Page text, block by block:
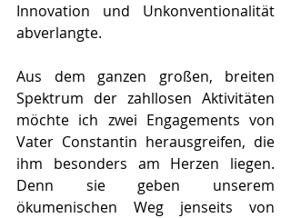
Innovation und Unkonventionalität
abverlangte.
Aus dem ganzen großen, breiten
Spektrum der zahllosen Aktivitäten
möchte ich zwei Engagements von
Vater Constantin herausgreifen, die
ihm besonders am Herzen liegen.
Denn sie geben unserem
ökumenischen Weg jenseits von